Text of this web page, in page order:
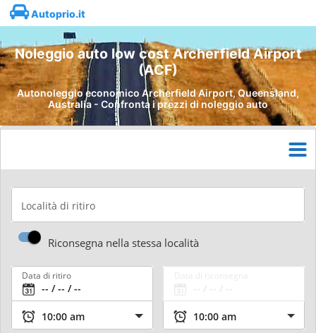
Autoprio.it
Noleggio auto low cost Archerfield Airport
(ACF)
Autonoleggio economico Archerfield Airport, Queensland,
Australia - Confronta i prezzi di noleggio auto
Località di ritiro
Riconsegna nella stessa località
Data di ritiro